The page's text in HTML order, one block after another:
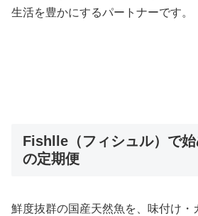
生活を豊かにするパートナーです。
Fishlle（フィシュル）で
の定期便
鮮度抜群の国産天然魚を、味付け・